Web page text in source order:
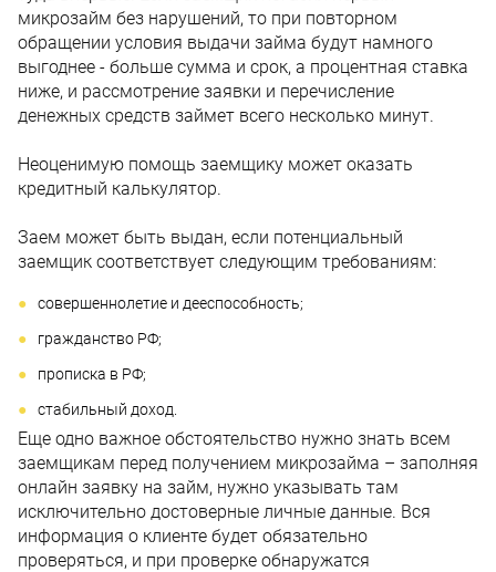
микрозайм без нарушений, то при повторном
обращении условия выдачи займа будут намного
выгоднее - больше сумма и срок, а процентная ставка
ниже, и рассмотрение заявки и перечисление
денежных средств займет всего несколько минут.
Неоценимую помощь заемщику может оказать
кредитный калькулятор.
Заем может быть выдан, если потенциальный
заемщик соответствует следующим требованиям:
совершеннолетие и дееспособность;
гражданство РФ;
прописка в РФ;
стабильный доход.
Еще одно важное обстоятельство нужно знать всем
заемщикам перед получением микрозайма – заполняя
онлайн заявку на займ, нужно указывать там
исключительно достоверные личные данные. Вся
информация о клиенте будет обязательно
проверяться, и при проверке обнаружатся